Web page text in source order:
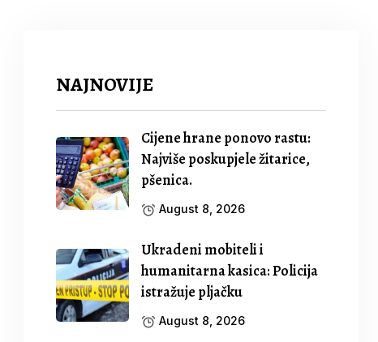
NAJNOVIJE
Cijene hrane ponovo rastu:
Najviše poskupjele žitarice,
pšenica.
August 8, 2026
Ukradeni mobiteli i
humanitarna kasica: Policija
istražuje pljačku
August 8, 2026